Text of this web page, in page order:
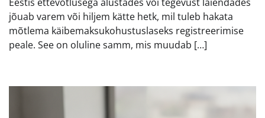
jõuab varem või hiljem kätte hetk, mil tuleb hakata
mõtlema käibemaksukohustuslaseks registreerimise
peale. See on oluline samm, mis muudab […]